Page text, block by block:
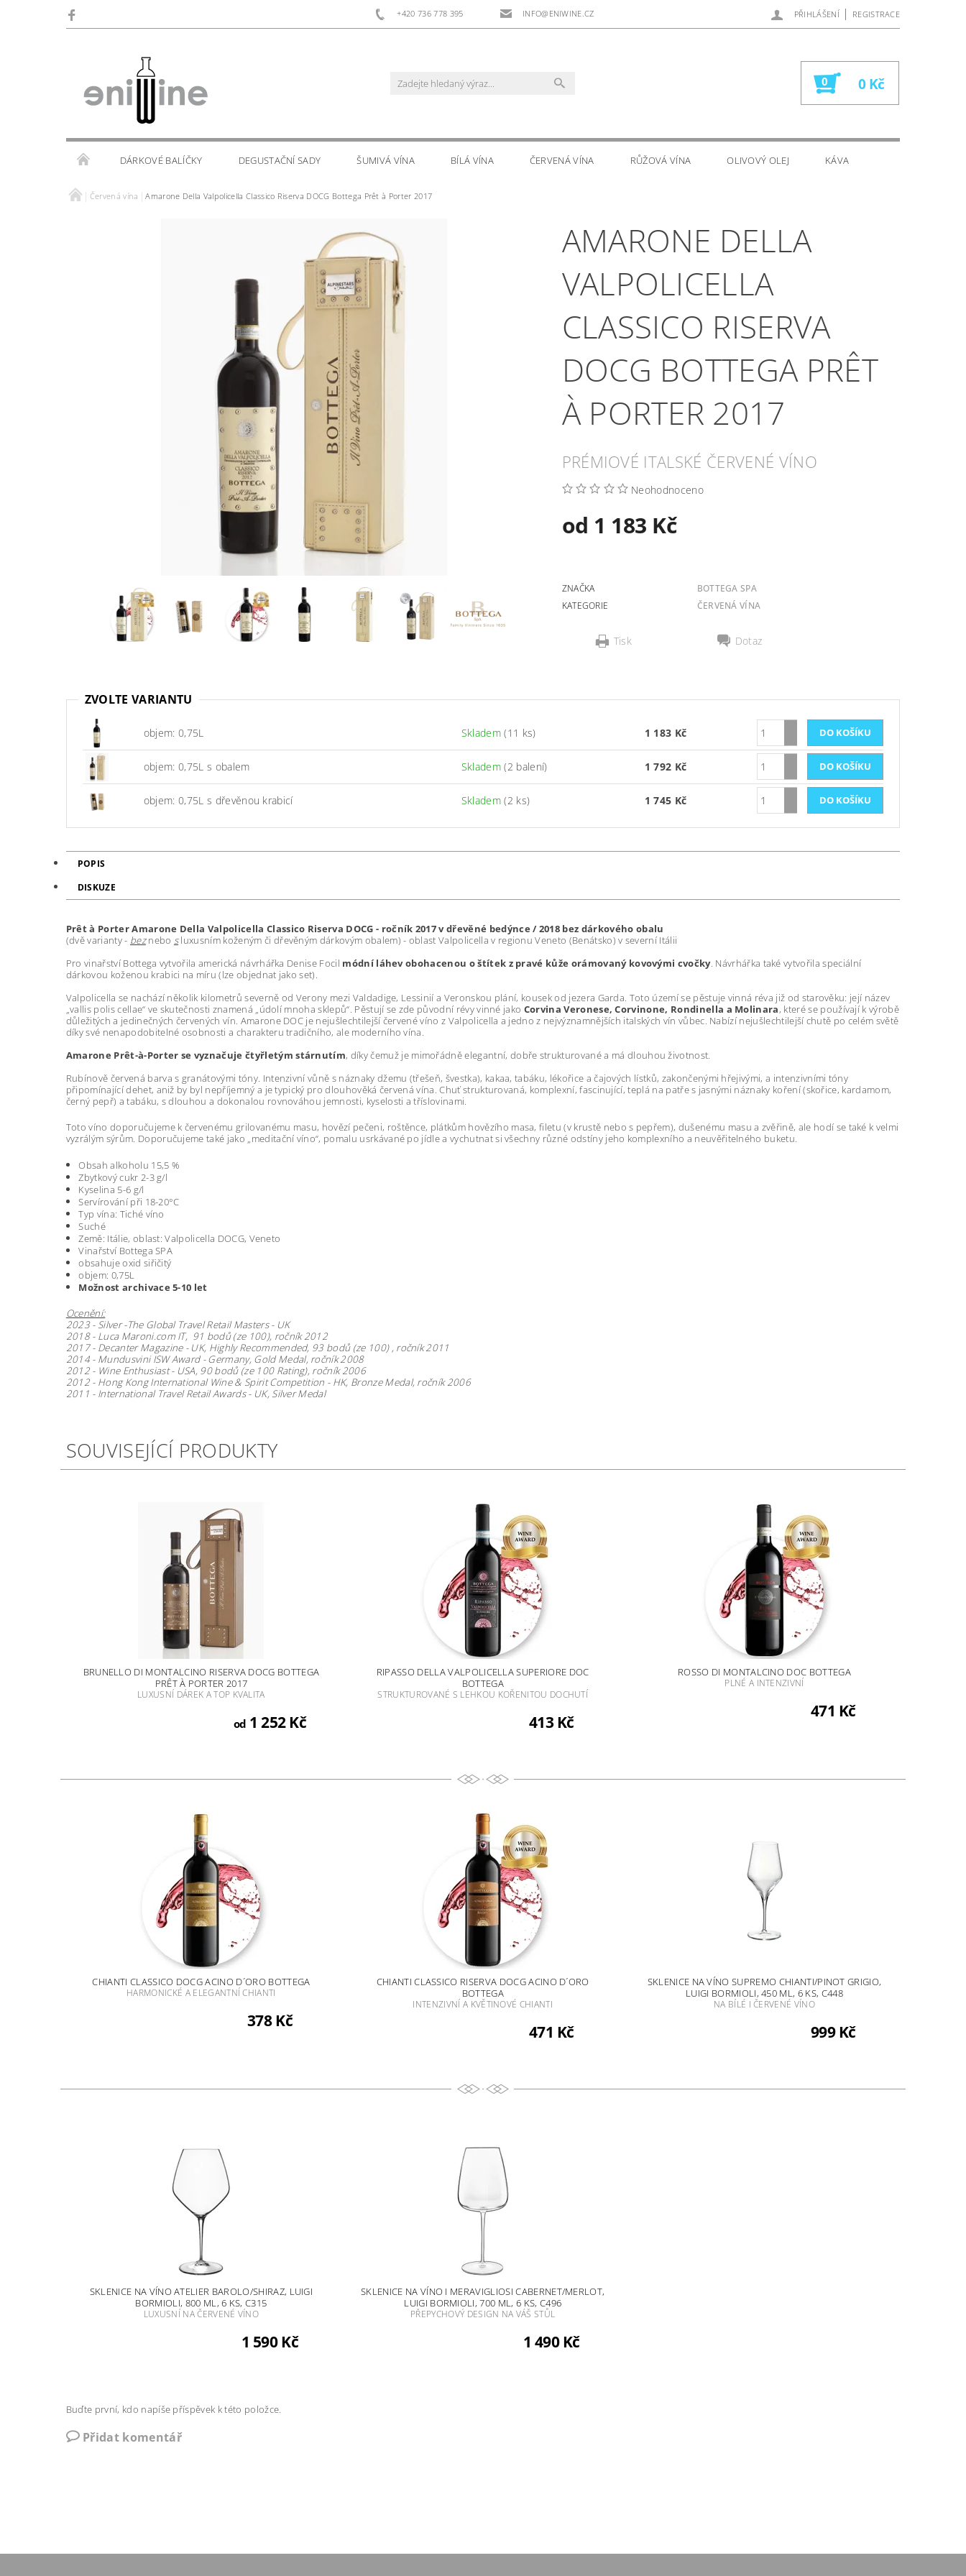
+420 736 778 395 INFO@ENIWINE.CZ PŘIHLÁŠENÍ | REGISTRACE
0 0 Kč
DÁRKOVÉ BALÍČKY DEGUSTAČNÍ SADY ŠUMIVÁ VÍNA BÍLÁ VÍNA ČERVENÁ VÍNA RŮŽOVÁ VÍNA OLIVOVÝ OLEJ KÁVA
SKLENIČKY KALENDÁŘ AKCÍ WINE TOURS DOPLŇKOVÝ PRODEJ
Červená vína Amarone Della Valpolicella Classico Riserva DOCG Bottega Prêt à Porter 2017
AMARONE DELLA
VALPOLICELLA
CLASSICO RISERVA
DOCG BOTTEGA PRÊT
À PORTER 2017
PRÉMIOVÉ ITALSKÉ ČERVENÉ VÍNO
Neohodnoceno
od 1 183 Kč
ZNAČKA
BOTTEGA SPA
KATEGORIE
ČERVENÁ VÍNA
Tisk Dotaz
ZVOLTE VARIANTU
objem: 0,75L Skladem(11 ks) 1 183 Kč
objem: 0,75L s obalem Skladem(2 balení) 1 792 Kč
objem: 0,75L s dřevěnou krabicí Skladem(2 ks) 1 745 Kč
POPIS
DISKUZE
Prêt à Porter Amarone Della Valpolicella Classico Riserva DOCG - ročník 2017 v dřevěné bedýnce / 2018 bez dárkového obalu
(dvě varianty - beznebo sluxusním koženým či dřevěným dárkovým obalem) - oblast Valpolicella v regionu Veneto (Benátsko) v severní Itálii
Pro vinařství Bottega vytvořila americká návrhářka Denise Focil módní láhev obohacenou o štítek z pravé kůže orámovaný kovovými cvočky. Návrhářka také vytvořila speciální
dárkovou koženou krabici na míru (lze objednat jako set).
Valpolicella se nachází několik kilometrů severně od Verony mezi Valdadige, Lessinií a Veronskou plání, kousek od jezera Garda. Toto území se pěstuje vinná réva již od starověku: její název
„vallis polis cellae“ ve skutečnosti znamená „údolí mnoha sklepů“. Pěstují se zde původní révy vinné jako Corvina Veronese, Corvinone, Rondinella a Molinara, které se používají k výrobě
důležitých a jedinečných červených vín. Amarone DOC je nejušlechtilejší červené víno z Valpolicella a jedno z nejvýznamnějších italských vín vůbec. Nabízí nejušlechtilejší chutě po celém světě
díky své nenapodobitelné osobnosti a charakteru tradičního, ale moderního vína.
Amarone Prêt-à-Porter se vyznačuje čtyřletým stárnutím, díky čemuž je mimořádně elegantní, dobře strukturované a má dlouhou životnost.
Rubínově červená barva s granátovými tóny. Intenzivní vůně s náznaky džemu (třešeň, švestka), kakaa, tabáku, lékořice a čajových lístků, zakončenými hřejivými, a intenzivními tóny
připomínající dehet, aniž by byl nepříjemný a je typický pro dlouhověká červená vína. Chuť strukturovaná, komplexní, fascinující, teplá na patře s jasnými náznaky koření (skořice, kardamom,
černý pepř) a tabáku, s dlouhou a dokonalou rovnováhou jemnosti, kyselosti a tříslovinami.
Toto víno doporučujeme k červenému grilovanému masu, hovězí pečeni, roštěnce, plátkům hovězího masa, filetu (v krustě nebo s pepřem), dušenému masu a zvěřině, ale hodí se také k velmi
vyzrálým sýrům. Doporučujeme také jako „meditační víno“, pomalu usrkávané po jídle a vychutnat si všechny různé odstíny jeho komplexního a neuvěřitelného buketu.
Obsah alkoholu 15,5 %
Zbytkový cukr 2-3 g/l
Kyselina 5-6 g/l
Servírování při 18-20°C
Typ vína: Tiché víno
Suché
Země: Itálie, oblast: Valpolicella DOCG, Veneto
Vinařství Bottega SPA
obsahuje oxid siřičitý
objem: 0,75L
Možnost archivace 5-10 let
Ocenění:
2023 - Silver -The Global Travel Retail Masters - UK
2018 - Luca Maroni.com IT, 91 bodů (ze 100), ročník2012
2017 - Decanter Magazine - UK, Highly Recommended, 93 bodů (ze 100) , ročník 2011
2014 - Mundusvini ISW Award- Germany, Gold Medal, ročník2008
2012 - Wine Enthusiast- USA, 90 bodů (ze 100 Rating), ročník 2006
2012 - Hong Kong International Wine & Spirit Competition - HK, Bronze Medal, ročník2006
2011 - International Travel RetailAwards - UK, Silver Medal
SOUVISEJÍCÍ PRODUKTY
BRUNELLO DI MONTALCINO RISERVA DOCG BOTTEGA
PRÊT À PORTER 2017
LUXUSNÍ DÁREK A TOP KVALITA
od 1 252 Kč
RIPASSO DELLA VALPOLICELLA SUPERIORE DOC
BOTTEGA
STRUKTUROVANÉ S LEHKOU KOŘENITOU DOCHUTÍ
413 Kč
ROSSO DI MONTALCINO DOC BOTTEGA
PLNÉ A INTENZIVNÍ
471 Kč
CHIANTI CLASSICO DOCG ACINO D´ORO BOTTEGA
HARMONICKÉ A ELEGANTNÍ CHIANTI
378 Kč
CHIANTI CLASSICO RISERVA DOCG ACINO D´ORO
BOTTEGA
INTENZIVNÍ A KVĚTINOVÉ CHIANTI
471 Kč
SKLENICE NA VÍNO SUPREMO CHIANTI/PINOT GRIGIO,
LUIGI BORMIOLI, 450 ML, 6 KS, C448
NA BÍLÉ I ČERVENÉ VÍNO
999 Kč
SKLENICE NA VÍNO ATELIER BAROLO/SHIRAZ, LUIGI
BORMIOLI, 800 ML, 6 KS, C315
LUXUSNÍ NA ČERVENÉ VÍNO
1 590 Kč
SKLENICE NA VÍNO I MERAVIGLIOSI CABERNET/MERLOT,
LUIGI BORMIOLI, 700 ML, 6 KS, C496
PŘEPYCHOVÝ DESIGN NA VÁŠ STŮL
1 490 Kč
Buďte první, kdo napíše příspěvek k této položce.
Přidat komentář